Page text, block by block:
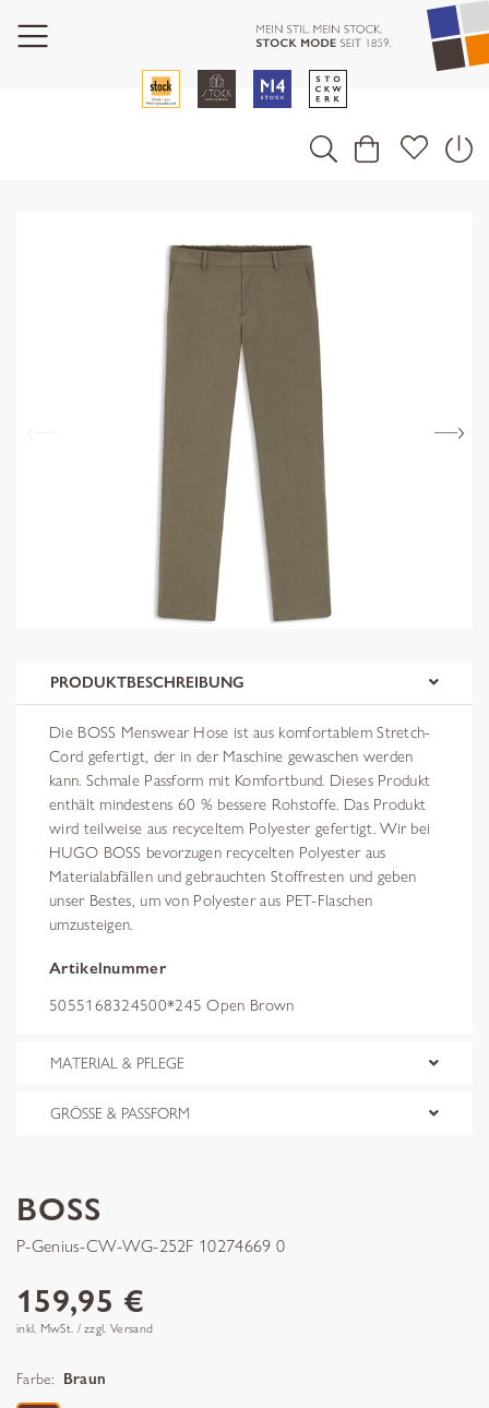
PRODUKTBESCHREIBUNG
Die BOSS Menswear Hose ist aus komfortablem Stretch-
Cord gefertigt, der in der Maschine gewaschen werden
kann. Schmale Passform mit Komfortbund. Dieses Produkt
enthält mindestens 60 % bessere Rohstoffe. Das Produkt
wird teilweise aus recyceltem Polyester gefertigt. Wir bei
HUGO BOSS bevorzugen recycelten Polyester aus
Materialabfällen und gebrauchten Stoffresten und geben
unser Bestes, um von Polyester aus PET-Flaschen
umzusteigen.
Artikelnummer
5055168324500*245 Open Brown
MATERIAL & PFLEGE
GRÖSSE & PASSFORM
BOSS
P-Genius-CW-WG-252F 10274669 0
159,95 €
inkl. MwSt. / zzgl. Versand
Farbe: Braun